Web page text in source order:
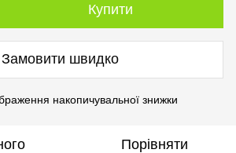
Купити
Замовити швидко
накопичувальної знижки
Порівняти